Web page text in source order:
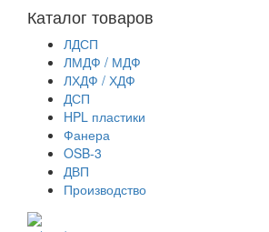
Каталог товаров
ЛДСП
ЛМДФ / МДФ
ЛХДФ / ХДФ
ДСП
HPL пластики
Фанера
OSB-3
ДВП
Производство